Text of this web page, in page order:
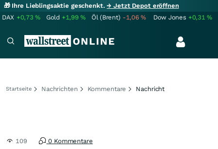
🎁 Ihre Lieblingsaktie geschenkt.→ Jetzt Depot eröffnen
DAX +0,73% Gold +1,99% Öl (Brent) -1,06% Dow Jones +0,31%
Startseite Nachrichten Kommentare Nachricht
109 0 Kommentare